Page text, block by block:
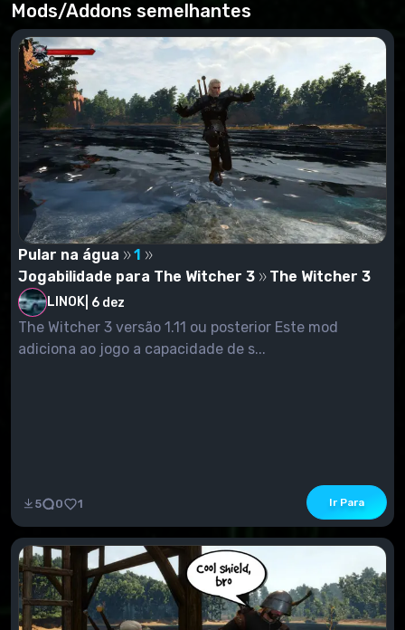
nesta página.
Todos aqueles que tiverem um erro de compilação de
script devem instalar este mod (para versões
1.12/1.12.1).
Ajuda a resolver este problema.
Mods/Addons semelhantes
Pular na água
1
Jogabilidade para The Witcher 3
The Witcher 3
LINOK 6 dez
The Witcher 3 versão 1.11 ou posterior Este mod
adiciona ao jogo a capacidade de s...
5 0 1 Ir Para